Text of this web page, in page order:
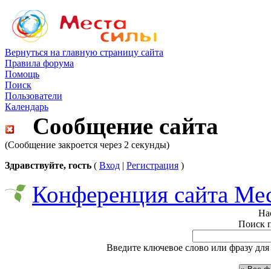
Вернуться на главную страницу сайта
Правила форума
Помощь
Поиск
Пользователи
Календарь
Сообщение сайта
(Сообщение закроется через 2 секунды)
Здравствуйте, гость ( Вход | Регистрация )
Конференция сайта
Поиск
Введите ключевое слово или фразу